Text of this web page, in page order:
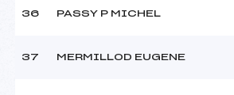
36 PASSY P MICHEL
37 MERMILLOD EUGENE